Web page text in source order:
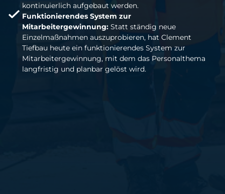
kontinuierlich aufgebaut werden.
Funktionierendes System zur
Mitarbeitergewinnung: Statt ständig neue
Einzelmaßnahmen auszuprobieren, hat Clement
Tiefbau heute ein funktionierendes System zur
Mitarbeitergewinnung, mit dem das Personalthema
langfristig und planbar gelöst wird.